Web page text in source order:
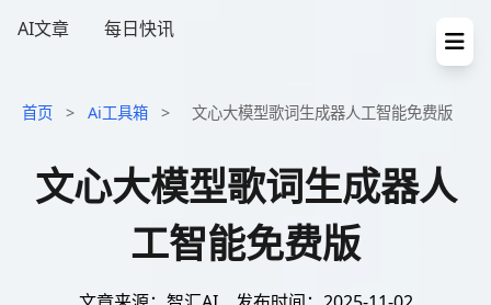
AI文章 每日快讯
首页 > Ai工具箱 > 文心大模型歌词生成器人工智能免费版
文心大模型歌词生成器人
工智能免费版